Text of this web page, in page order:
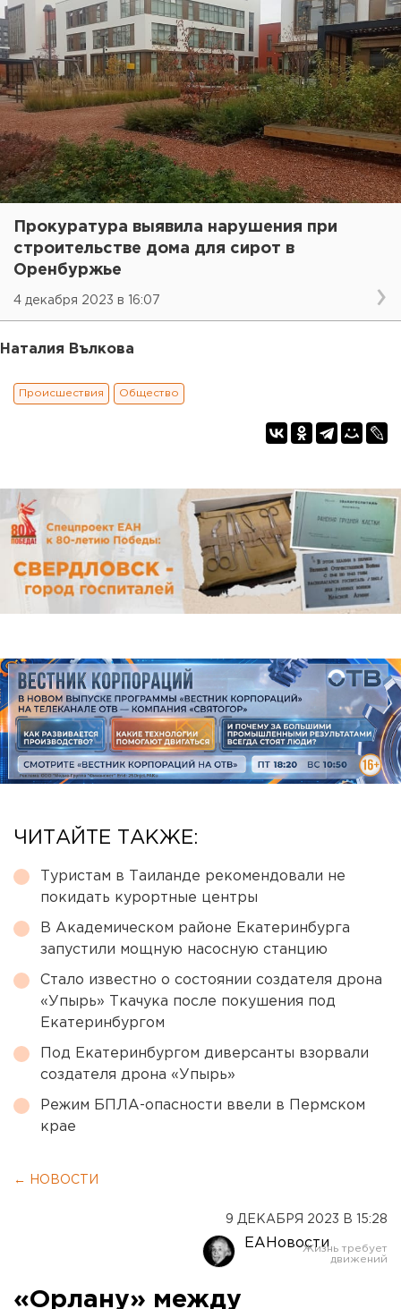
Прокуратура выявила нарушения при
строительстве дома для сирот в
Оренбуржье
4 декабря 2023 в 16:07
Наталия Вълкова
Происшествия Общество
ЧИТАЙТЕ ТАКЖЕ:
Туристам в Таиланде рекомендовали не
покидать курортные центры
В Академическом районе Екатеринбурга
запустили мощную насосную станцию
Стало известно о состоянии создателя дрона
«Упырь» Ткачука после покушения под
Екатеринбургом
Под Екатеринбургом диверсанты взорвали
создателя дрона «Упырь»
Режим БПЛА-опасности ввели в Пермском
крае
← НОВОСТИ
9 ДЕКАБРЯ 2023 В 15:28
ЕАНовости
«Орлану» между